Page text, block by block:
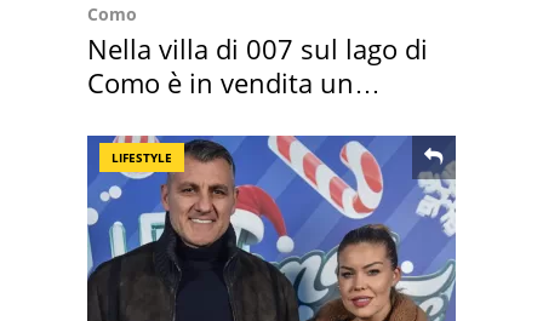
Como
Nella villa di 007 sul lago di
Como è in vendita un
LIFESTYLE